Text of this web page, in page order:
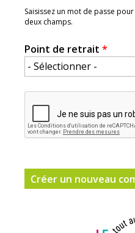
Saisissez un mot de passe
deux champs.
Point de retrait *